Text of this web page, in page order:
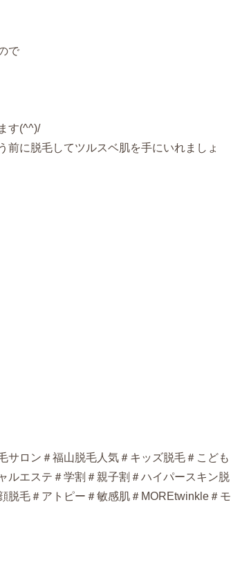
で
す(^^)/
前に脱毛してツルスベ肌を手にいれましょ
サロン＃福山脱毛人気＃キッズ脱毛＃こども
ルエステ＃学割＃親子割＃ハイパースキン脱
脱毛＃アトピー＃敏感肌＃MOREtwinkle＃モ